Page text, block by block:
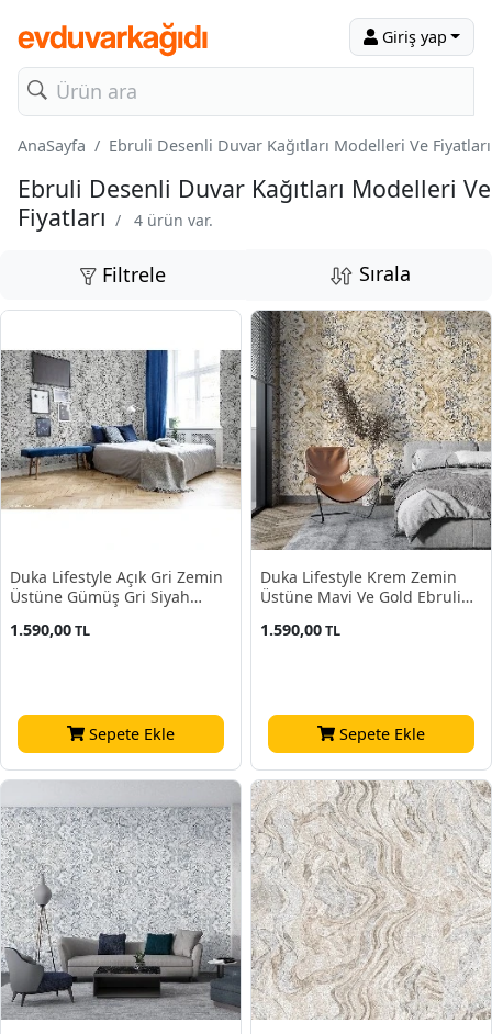
Giriş yap
AnaSayfa Ebruli Desenli Duvar Kağıtları Modelleri Ve Fiyatları
Ebruli Desenli Duvar Kağıtları Modelleri Ve
Fiyatları / 4 ürün var.
Filtrele Sırala
Duka Lifestyle Açık Gri Zemin
Üstüne Gümüş Gri Siyah
Kağıdı 10.60 M²
1.590,00TL
Sepete Ekle
Duka Lifestyle Krem Zemin
Üstüne Mavi Ve Gold Ebruli
10.60 M²
1.590,00TL
Sepete Ekle